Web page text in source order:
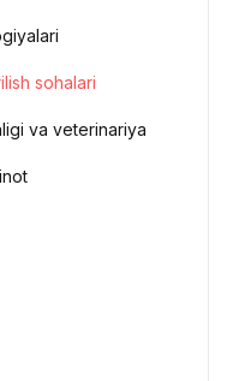
sohalari
va veterinariya